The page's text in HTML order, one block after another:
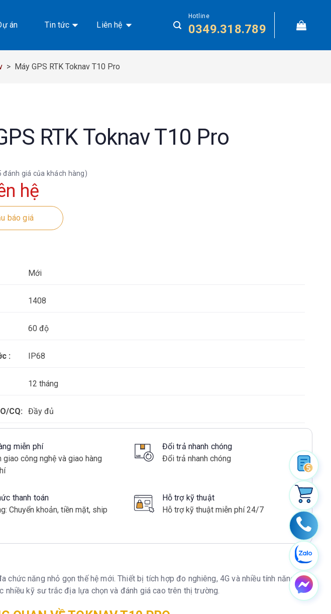
án Tin tức Liên hệ
Hotline
0349.318.789
> Máy GPS RTK Toknav T10 Pro
RTK Toknav T10 Pro
đánh giá của khách hàng)
hệ
báo giá
Mới
1408
60 độ
: IP68
12 tháng
CQ: Đầy đủ
miễn phí
giao công nghệ và giao hàng
Đổi trả nhanh chóng
Đổi trả nhanh chóng
thanh toán
Chuyển khoản, tiền mặt, ship
Hỗ trợ kỹ thuật
Hỗ trợ kỹ thuật miễn phí 24/7
chức năng nhỏ gọn thế hệ mới. Thiết bị tích hợp đo nghiêng, 4G và nhiều tính năng
kỹ sư trắc địa lựa chọn và đánh giá cao trên thị trường.